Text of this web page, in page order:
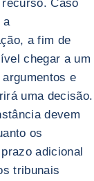
Caso
a
a fim de
chegar a um
e
uma decisão.
devem
os
adicional
tribunais